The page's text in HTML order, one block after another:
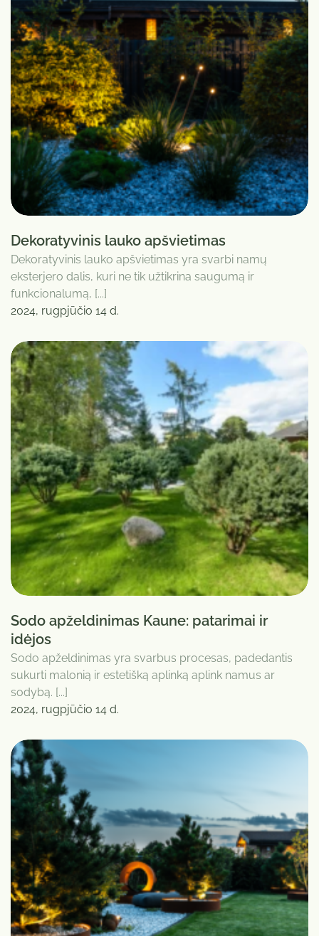
Dekoratyvinis lauko apšvietimas
Dekoratyvinis lauko apšvietimas yra svarbi namų
eksterjero dalis, kuri ne tik užtikrina saugumą ir
funkcionalumą, [...]
2024, rugpjūčio 14 d.
Sodo apželdinimas Kaune: patarimai ir
idėjos
Sodo apželdinimas yra svarbus procesas, padedantis
sukurti malonią ir estetišką aplinką aplink namus ar
sodybą. [...]
2024, rugpjūčio 14 d.